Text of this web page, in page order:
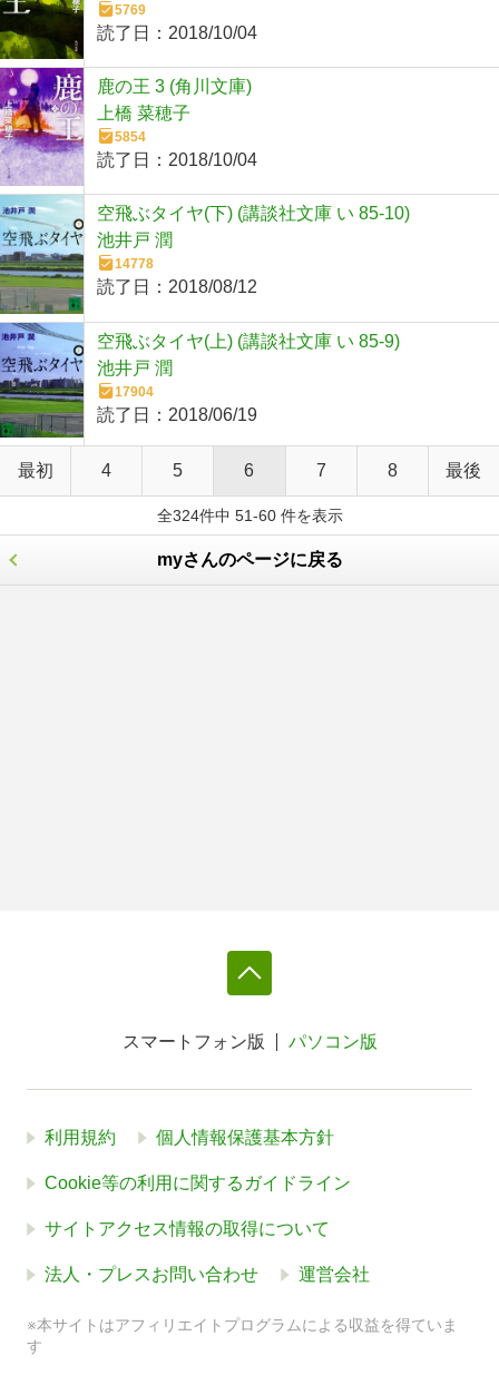
5769
読了日： 2018/10/04
鹿の王 3 (角川文庫)
上橋 菜穂子
5854
読了日： 2018/10/04
空飛ぶタイヤ(下) (講談社文庫 い 85-10)
池井戸 潤
14778
読了日： 2018/08/12
空飛ぶタイヤ(上) (講談社文庫 い 85-9)
池井戸 潤
17904
読了日： 2018/06/19
最初 4 5 6 7 8 最後
全324件中 51-60 件を表示
myさんのページに戻る
スマートフォン版 パソコン版
利用規約 個人情報保護基本方針
Cookie等の利用に関するガイドライン
サイトアクセス情報の取得について
法人・プレスお問い合わせ 運営会社
※本サイトはアフィリエイトプログラムによる収益を得ていま
す